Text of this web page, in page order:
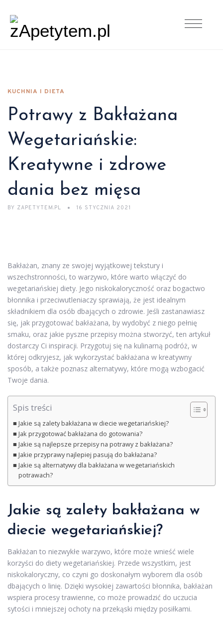
KUCHNIA I DIETA
Potrawy z Bakłażana
Wegetariańskie:
Kreatywne i zdrowe
dania bez mięsa
BY ZAPETYTEM.PL 16 STYCZNIA 2021
Bakłażan, znany ze swojej wyjątkowej tekstury i
wszechstronności, to warzywo, które warto włączyć do
wegetariańskiej diety. Jego niskokaloryczność oraz bogactwo
błonnika i przeciwutleniaczy sprawiają, że jest idealnym
składnikiem dla osób dbających o zdrowie. Jeśli zastanawiasz
się, jak przygotować bakłażana, by wydobyć z niego pełnię
smaku, oraz jakie pyszne przepisy można stworzyć, ten artykuł
dostarczy Ci inspiracji. Przygotuj się na kulinarną podróż, w
której odkryjesz, jak wykorzystać bakłażana w kreatywny
sposób, a także poznasz alternatywy, które mogą wzbogacić
Twoje dania.
Spis treści
Jakie są zalety bakłażana w diecie wegetariańskiej?
Jak przygotować bakłażana do gotowania?
Jakie są najlepsze przepisy na potrawy z bakłażana?
Jakie przyprawy najlepiej pasują do bakłażana?
Jakie są alternatywy dla bakłażana w wegetariańskich
potrawach?
Jakie są zalety bakłażana w
diecie wegetariańskiej?
Bakłażan to niezwykłe warzywo, które może wnieść wiele
korzyści do diety wegetariańskiej. Przede wszystkim, jest
niskokaloryczny, co czyni go doskonałym wyborem dla osób
dbających o linię. Dzięki wysokiej zawartości błonnika, bakłażan
wspiera procesy trawienne, co może prowadzić do uczucia
sytości i mniejszej ochoty na przekąski między posiłkami.